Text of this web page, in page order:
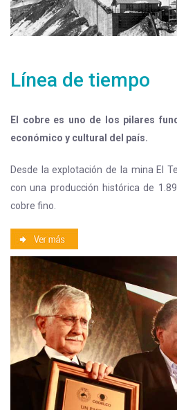
Línea de tiempo
El cobre es uno de los pilares
económico y cultural del país.
Desde la explotación de la mina El
con una producción histórica de
cobre fino.